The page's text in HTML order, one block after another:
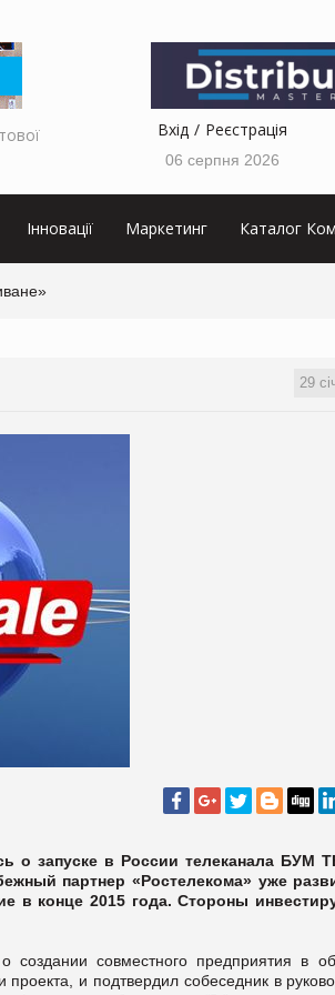
Вхід Реєстрація
06 серпня 2026
Інновації Маркетинг Каталог
29
о запуске в России телеканала БУМ
партнер «Ростелекома» уже
в конце 2015 года. Стороны
совместного предприятия в
и подтвердил собеседник в